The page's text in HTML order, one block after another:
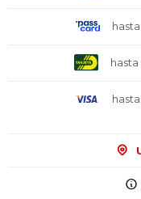
hasta